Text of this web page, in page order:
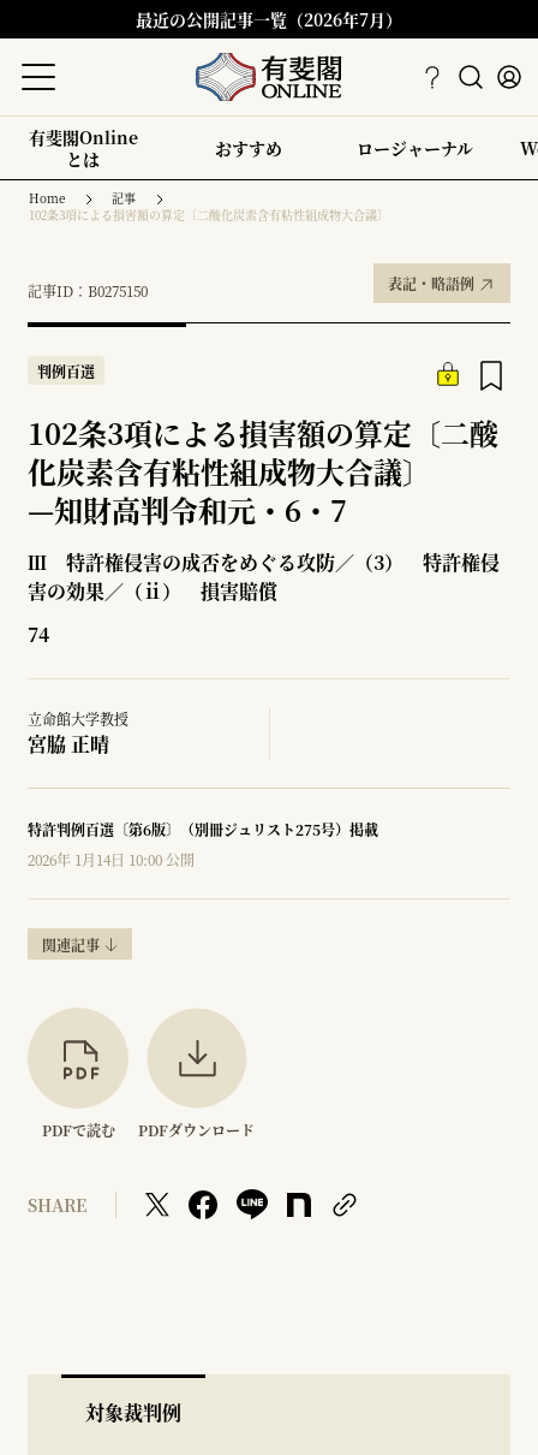
最近の公開記事一覧（2026年7月）
有斐閣Online
とは
おすすめ ロージャーナル
Home
記事
102条3項による損害額の算定〔二酸化炭素含有粘性組成物大合議〕
記事ID：B0275150 表記・略語例
判例百選
102条3項による損害額の算定〔二酸
化炭素含有粘性組成物大合議〕
—知財高判令和元・6・7
Ⅲ 特許権侵害の成否をめぐる攻防／（3） 特許権侵
害の効果／（ⅱ） 損害賠償
74
立命館大学教授
宮脇 正晴
特許判例百選〔第6版〕（別冊ジュリスト275号）掲載
2026年 1月14日 10:00 公開
関連記事
PDFで読む PDFダウンロード
SHARE
対象裁判例